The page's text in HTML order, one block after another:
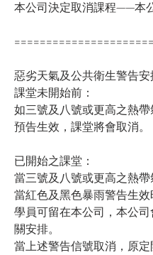
本公司決定取消課程——本
惡劣天氣及公共衛生警告安
課堂未開始前：
如三號及八號或更高之熱
預告生效，課堂將會取消。
已開始之課堂：
當三號及八號或更高之熱
當紅色及黑色暴雨警告生效
學員可留在本公司，本公
關安排。
當上述警告信號取消，原